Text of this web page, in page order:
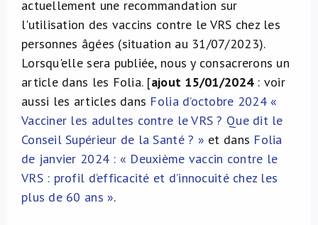
actuellement une recommandation sur
l'utilisation des vaccins contre le VRS chez les
personnes âgées (situation au 31/07/2023).
Lorsqu'elle sera publiée, nous y consacrerons un
article dans les Folia. [ajout 15/01/2024: voir
aussi les articles dans Folia d’octobre 2024 «
Vacciner les adultes contre le VRS ? Que dit le
Conseil Supérieur de la Santé ? » et dans Folia
de janvier 2024 : « Deuxième vaccin contre le
VRS : profil d’efficacité et d’innocuité chez les
plus de 60 ans ».